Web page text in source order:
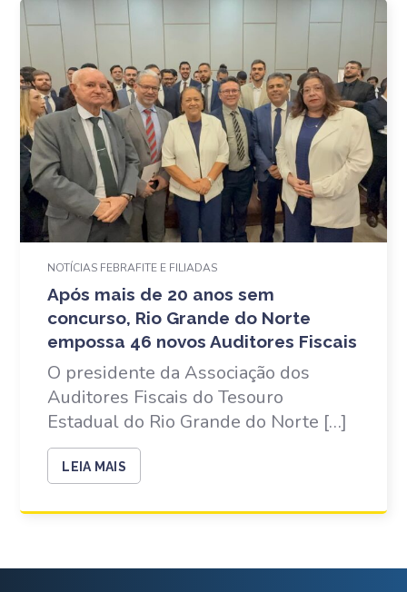
NOTÍCIAS FEBRAFITE E FILIADAS
Após mais de 20 anos sem
concurso, Rio Grande do Norte
empossa 46 novos Auditores Fiscais
O presidente da Associação dos
Auditores Fiscais do Tesouro
Estadual do Rio Grande do Norte […]
LEIA MAIS